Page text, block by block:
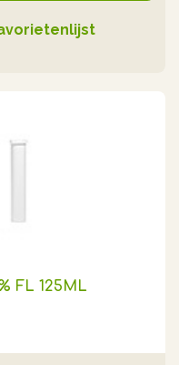
FL 125ML